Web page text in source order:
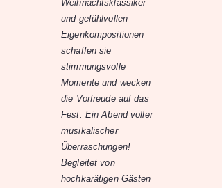
Weihnachtsklassiker
und gefühlvollen
Eigenkompositionen
schaffen sie
stimmungsvolle
Momente und wecken
die Vorfreude auf das
Fest. Ein Abend voller
musikalischer
Überraschungen!
Begleitet von
hochkarätigen Gästen